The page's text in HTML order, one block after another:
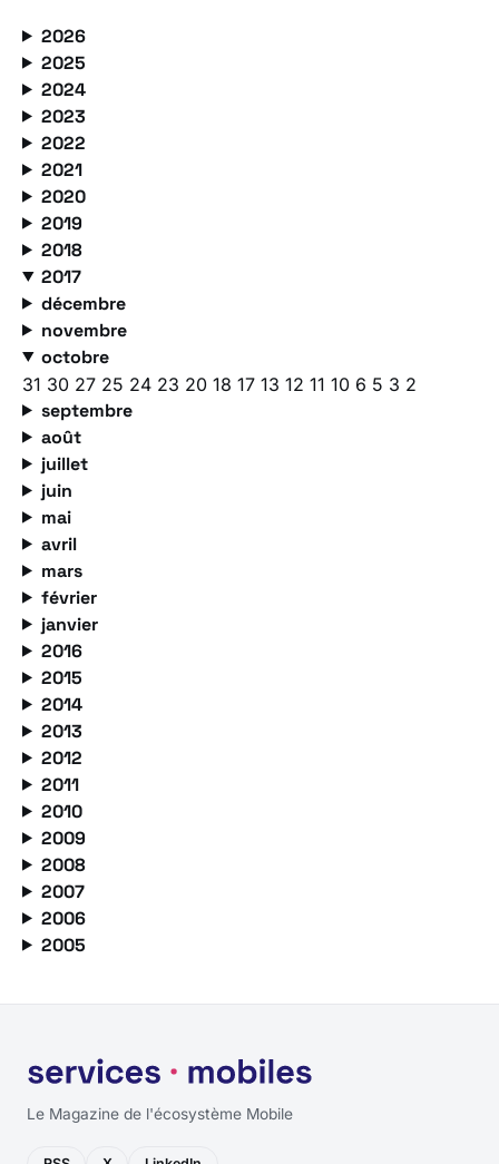
2026
2025
2024
2023
2022
2021
2020
2019
2018
2017
décembre
novembre
octobre
31 30 27 25 24 23 20 18 17 13 12 11 10 6 5 3 2
septembre
août
juillet
juin
mai
avril
mars
février
janvier
2016
2015
2014
2013
2012
2011
2010
2009
2008
2007
2006
2005
Le Magazine de l'écosystème Mobile